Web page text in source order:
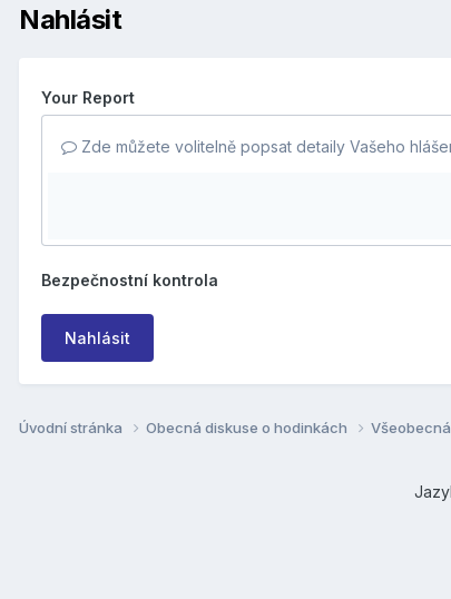
Nahlásit
Your Report
Zde můžete volitelně popsat detaily Vašeho
Bezpečnostní kontrola
Nahlásit
Úvodní stránka Obecná diskuse o hodinkách